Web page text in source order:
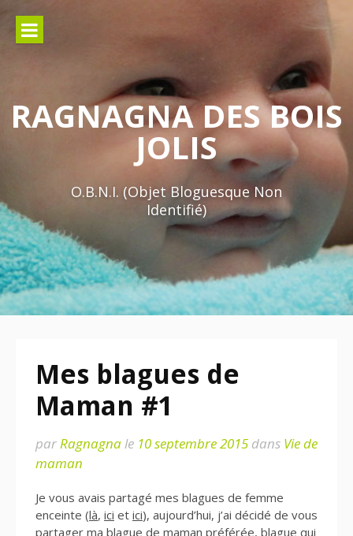
contenu
RAGNAGNA DES BOIS
JOLIS
O.B.N.I. (Objet Bloguesque Non
Identifié)
Mes blagues de
Maman #1
parRagnagnale 10 septembre 2015 dans Vie de
maman
Je vous avais partagé mes blagues de femme
enceinte (là, ici et ici), aujourd’hui, j’ai décidé de vous
partager ma blague de maman préférée, blague qui